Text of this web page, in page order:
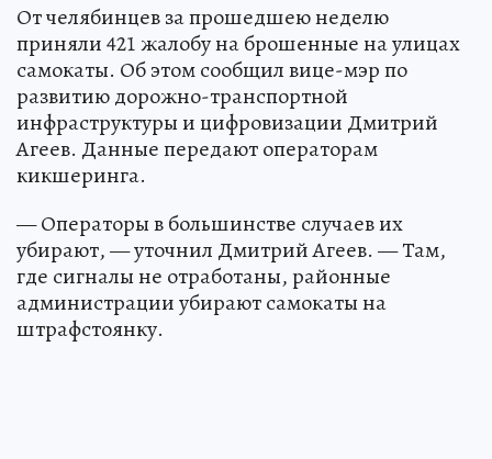
От челябинцев за прошедшею неделю
приняли 421 жалобу на брошенные на улицах
самокаты. Об этом сообщил вице-мэр по
развитию дорожно-транспортной
инфраструктуры и цифровизации Дмитрий
Агеев. Данные передают операторам
кикшеринга.
— Операторы в большинстве случаев их
убирают, — уточнил Дмитрий Агеев. — Там,
где сигналы не отработаны, районные
администрации убирают самокаты на
штрафстоянку.